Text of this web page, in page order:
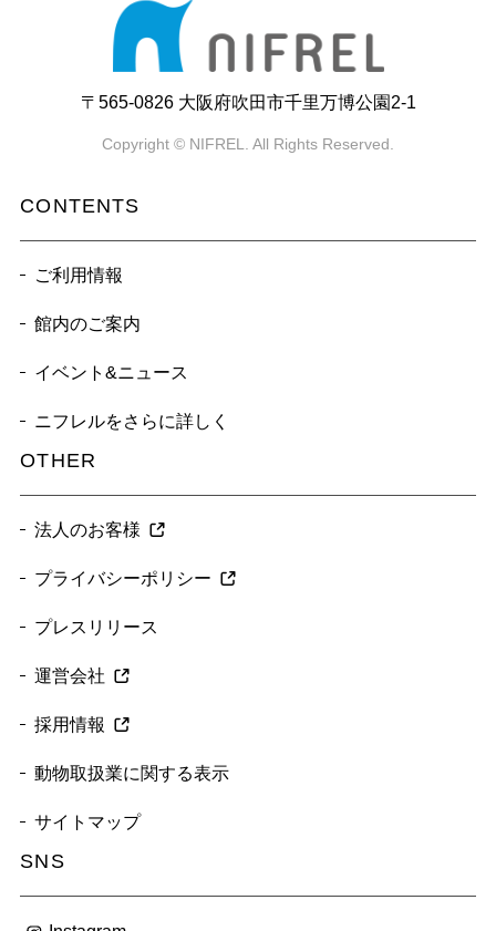
〒565-0826 大阪府吹田市千里万博公園2-1
Copyright © NIFREL. All Rights Reserved.
CONTENTS
ご利用情報
館内のご案内
イベント&ニュース
ニフレルをさらに詳しく
OTHER
法人のお客様
プライバシーポリシー
プレスリリース
運営会社
採用情報
動物取扱業に関する表示
サイトマップ
SNS